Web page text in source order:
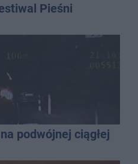
Pieśni
podwójnej ciągłej